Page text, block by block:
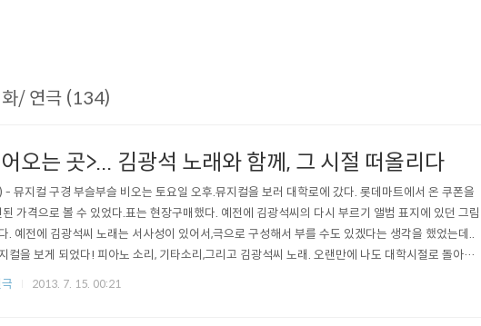
/ 연극 (134)
오는 곳>... 김광석 노래와 함께, 그 시절 떠올리다
뮤지컬 구경 부슬부슬 비오는 토요일 오후.뮤지컬을 보러 대학로에 갔다. 롯데마트에서 온 쿠폰을
가격으로 볼 수 있었다.표는 현장구매했다. 예전에 김광석씨의 다시 부르기 앨범 표지에 있던 그림
. 예전에 김광석씨 노래는 서사성이 있어서,극으로 구성해서 부를 수도 있겠다는 생각을 했었는데..
컬을 보게 되었다! 피아노 소리, 기타소리,그리고 김광석씨 노래. 오랜만에 나도 대학시절로 돌아가
지 듣고 또 듣던그 시절로 돌아간 듯 해서 좋았다. 아는 노래는 함께 박수치며 불렀다. 토요일날 보았
2013. 7. 15. 00:21